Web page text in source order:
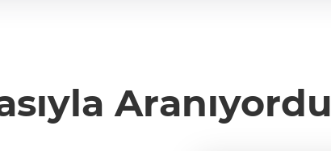
Aranıyordu